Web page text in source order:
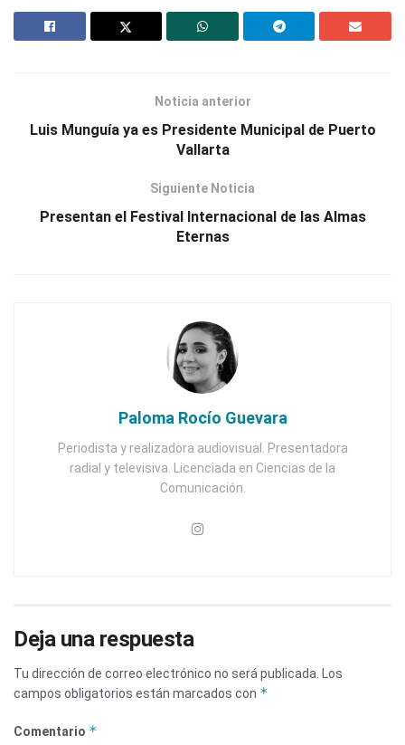
Noticia anterior
Luis Munguía ya es Presidente Municipal de Puerto
Vallarta
Siguiente Noticia
Presentan el Festival Internacional de las Almas
Eternas
Paloma Rocío Guevara
Periodista y realizadora audiovisual. Presentadora
radial y televisiva. Licenciada en Ciencias de la
Comunicación.
Deja una respuesta
Tu dirección de correo electrónico no será publicada.
Los
campos obligatorios están marcados con *
Comentario *